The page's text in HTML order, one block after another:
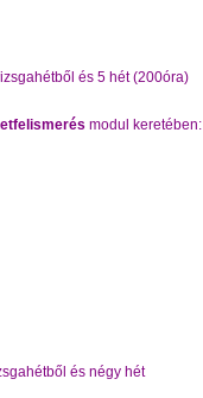
és 5 hét (200óra)
modul keretében:
és négy hét